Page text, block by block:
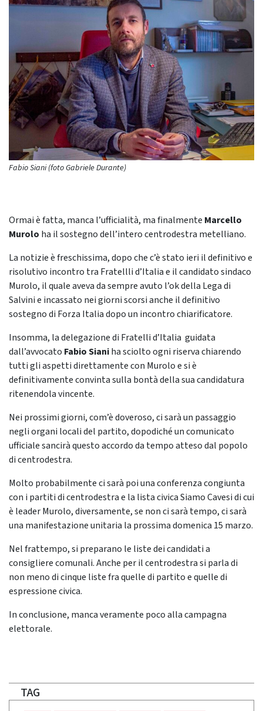
Fabio Siani (foto Gabriele Durante)
Ormai è fatta, manca l’ufficialità, ma finalmente Marcello
Murolo ha il sostegno dell’intero centrodestra metelliano.
La notizie è freschissima, dopo che c’è stato ieri il definitivo e
risolutivo incontro tra Fratellli d’Italia e il candidato sindaco
Murolo, il quale aveva da sempre avuto l’ok della Lega di
Salvini e incassato nei giorni scorsi anche il definitivo
sostegno di Forza Italia dopo un incontro chiarificatore.
Insomma, la delegazione di Fratelli d’Italia guidata
dall’avvocato Fabio Sianiha sciolto ogni riserva chiarendo
tutti gli aspetti direttamente con Murolo e si è
definitivamente convinta sulla bontà della sua candidatura
ritenendola vincente.
Nei prossimi giorni, com’è doveroso, ci sarà un passaggio
negli organi locali del partito, dopodiché un comunicato
ufficiale sancirà questo accordo da tempo atteso dal popolo
di centrodestra.
Molto probabilmente ci sarà poi una conferenza congiunta
con i partiti di centrodestra e la lista civica Siamo Cavesi di cui
è leader Murolo, diversamente, se non ci sarà tempo, ci sarà
una manifestazione unitaria la prossima domenica 15 marzo.
Nel frattempo, si preparano le liste dei candidati a
consigliere comunali. Anche per il centrodestra si parla di
non meno di cinque liste fra quelle di partito e quelle di
espressione civica.
In conclusione, manca veramente poco alla campagna
elettorale.
TAG